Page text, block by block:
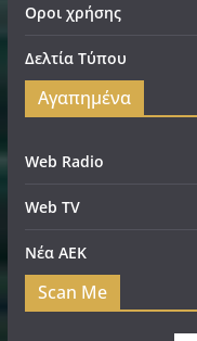
Οροι χρήσης
Δελτία Τύπου
Αγαπημένα
Web Radio
Web TV
Νέα ΑΕΚ
Scan Me